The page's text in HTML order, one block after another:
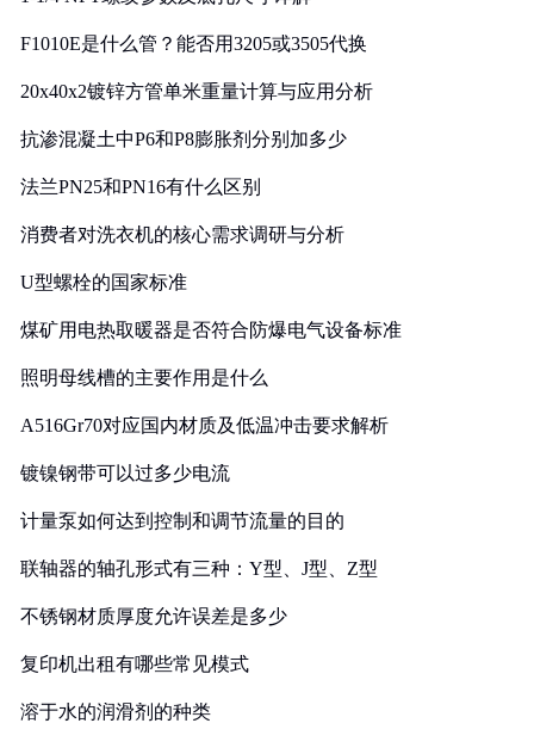
F1010E是什么管？能否用3205或3505代换
20x40x2镀锌方管单米重量计算与应用分析
抗渗混凝土中P6和P8膨胀剂分别加多少
法兰PN25和PN16有什么区别
消费者对洗衣机的核心需求调研与分析
U型螺栓的国家标准
煤矿用电热取暖器是否符合防爆电气设备标准
照明母线槽的主要作用是什么
A516Gr70对应国内材质及低温冲击要求解析
镀镍钢带可以过多少电流
计量泵如何达到控制和调节流量的目的
联轴器的轴孔形式有三种：Y型、J型、Z型
不锈钢材质厚度允许误差是多少
复印机出租有哪些常见模式
溶于水的润滑剂的种类